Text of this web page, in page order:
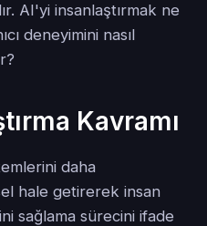
AI'yi insanlaştırmak ne
deneyimini nasıl
Kavramı
daha
hale getirerek insan
sağlama sürecini ifade